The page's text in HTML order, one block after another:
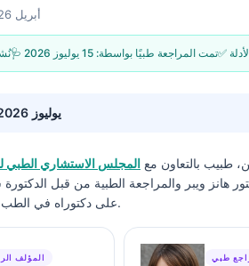
19 أبريل 2026
📝 🩺 تمت المراجعة طبيًا بواسطة: 15 يوليوز 2026
15 يوليوز 2026
طبيب بالتعاون مع المجلس الاستشاري الطبي
هانز ويبر والمراجعة الطبية من قبل
على دكتوراه في الطب ودكتوراه في الفلسفة.
المؤلف طبي